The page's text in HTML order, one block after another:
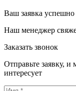
Ваш заявка
Наш менеджер
Заказать звонок
Отправьте заявку,
интересует